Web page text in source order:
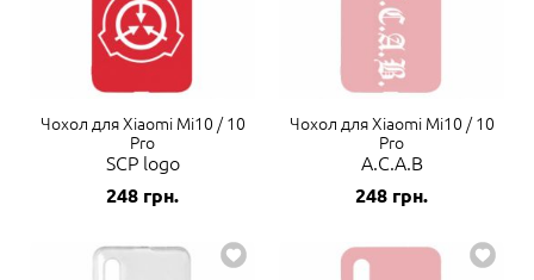
Чохол для Xiaomi Mi10 / 10
Pro
SCP logo
248 грн.
Чохол для Xiaomi Mi10 / 10
Pro
A.C.A.B
248 грн.